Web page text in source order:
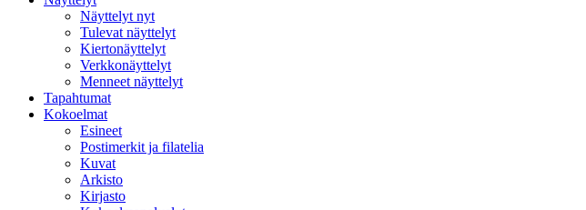
Näyttelyt nyt
Tulevat näyttelyt
Kiertonäyttelyt
Verkkonäyttelyt
Menneet näyttelyt
Tapahtumat
Kokoelmat
Esineet
Postimerkit ja filatelia
Kuvat
Arkisto
Kirjasto